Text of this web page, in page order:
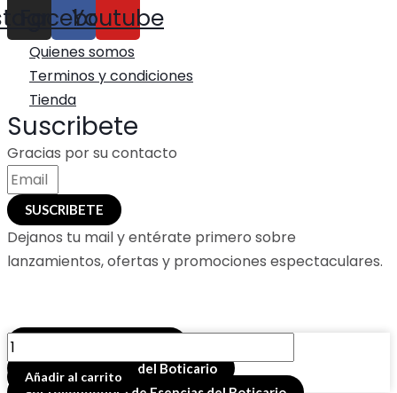
Facebook
Youtube
Quienes somos
Terminos y condiciones
Tienda
Suscribete
Gracias por su contacto
SUSCRIBETE
Dejanos tu mail y entérate primero sobre
lanzamientos, ofertas y promociones espectaculares.
LOCION
ALAñadir al carrito
Comprar esencias del Boticario